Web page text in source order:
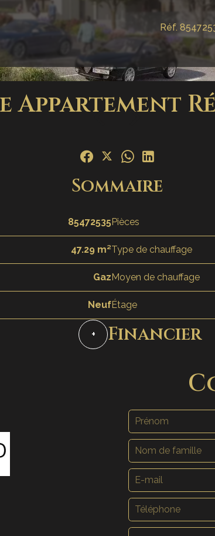
Réf.
Appartement
Sommaire
85472535Pièces
47.29 m²Type de chauffage
GazMoyen de chauffage
NeufÉtage
+ Financier